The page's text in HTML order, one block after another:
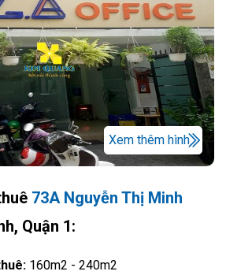
Xem thêm hình
73A Nguyễn Thị Minh
Quận 1:
160m2 - 240m2